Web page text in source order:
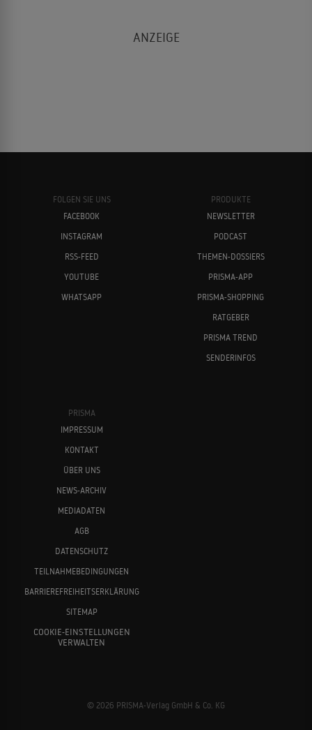
FOLGEN SIE UNS
FACEBOOK
INSTAGRAM
RSS-FEED
YOUTUBE
WHATSAPP
PRODUKTE
NEWSLETTER
PODCAST
THEMEN-DOSSIERS
PRISMA-APP
PRISMA-SHOPPING
RATGEBER
PRISMA TREND
SENDERINFOS
PRISMA
IMPRESSUM
KONTAKT
ÜBER UNS
NEWS-ARCHIV
MEDIADATEN
AGB
DATENSCHUTZ
TEILNAHMEBEDINGUNGEN
BARRIEREFREIHEITSERKLÄRUNG
SITEMAP
COOKIE-EINSTELLUNGEN
VERWALTEN
© 2026 PRISMA-Verlag GmbH & Co. KG